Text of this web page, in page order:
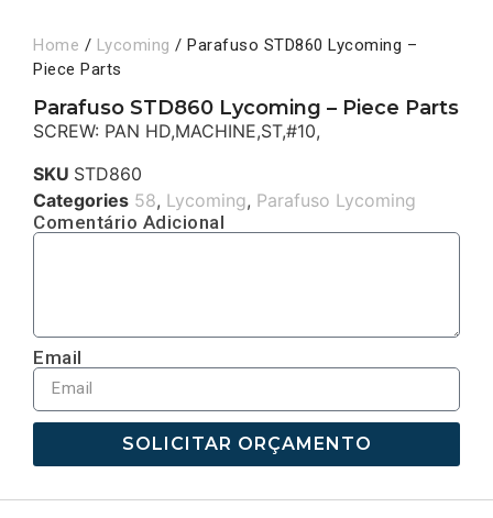
Home / Lycoming / Parafuso STD860 Lycoming –
Piece Parts
Parafuso STD860 Lycoming – Piece Parts
SCREW: PAN HD,MACHINE,ST,#10,
SKU STD860
Categories 58, Lycoming, Parafuso Lycoming
Comentário Adicional
Email
SOLICITAR ORÇAMENTO